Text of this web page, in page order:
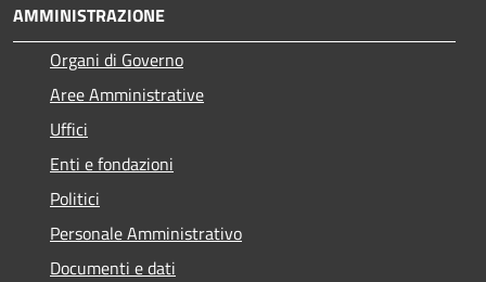
AMMINISTRAZIONE
Organi di Governo
Aree Amministrative
Uffici
Enti e fondazioni
Politici
Personale Amministrativo
Documenti e dati